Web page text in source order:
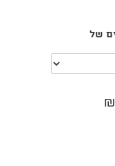
של
₪